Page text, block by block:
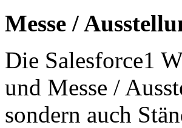
Messe /
Die Salesforce1
und Messe /
sondern auch